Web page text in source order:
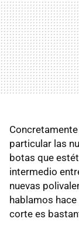
particular las
botas que
intermedio
nuevas
hablamos
corte es